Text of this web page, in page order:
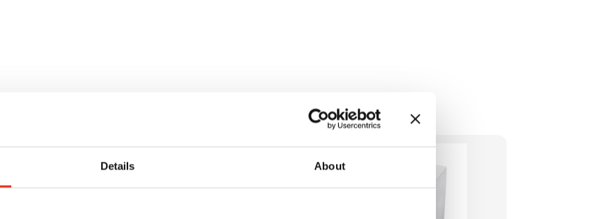
Details About